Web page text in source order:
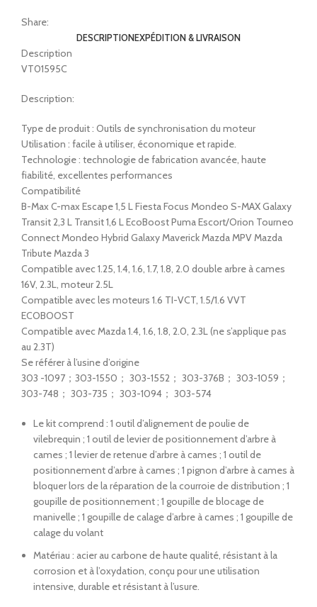
Share:
DESCRIPTIONEXPÉDITION & LIVRAISON
Description
VT01595C
Description:
Type de produit : Outils de synchronisation du moteur
Utilisation : facile à utiliser, économique et rapide.
Technologie : technologie de fabrication avancée, haute
fiabilité, excellentes performances
Compatibilité
B-Max C-max Escape 1,5 L Fiesta Focus Mondeo S-MAX Galaxy
Transit 2,3 L Transit 1,6 L EcoBoost Puma Escort/Orion Tourneo
Connect Mondeo Hybrid Galaxy Maverick Mazda MPV Mazda
Tribute Mazda 3
Compatible avec 1.25, 1.4, 1.6, 1.7, 1.8, 2.0 double arbre à cames
16V, 2.3L, moteur 2.5L
Compatible avec les moteurs 1.6 TI-VCT, 1.5/1.6 VVT
ECOBOOST
Compatible avec Mazda 1.4, 1.6, 1.8, 2.0, 2.3L (ne s’applique pas
au 2.3T)
Se référer à l’usine d’origine
303 -1097；303-1550； 303-1552； 303-376B； 303-1059；
303-748； 303-735； 303-1094； 303-574
Le kit comprend : 1 outil d’alignement de poulie de
vilebrequin ; 1 outil de levier de positionnement d’arbre à
cames ; 1 levier de retenue d’arbre à cames ; 1 outil de
positionnement d’arbre à cames ; 1 pignon d’arbre à cames à
bloquer lors de la réparation de la courroie de distribution ; 1
goupille de positionnement ; 1 goupille de blocage de
manivelle ; 1 goupille de calage d’arbre à cames ; 1 goupille de
calage du volant
Matériau : acier au carbone de haute qualité, résistant à la
corrosion et à l’oxydation, conçu pour une utilisation
intensive, durable et résistant à l’usure.